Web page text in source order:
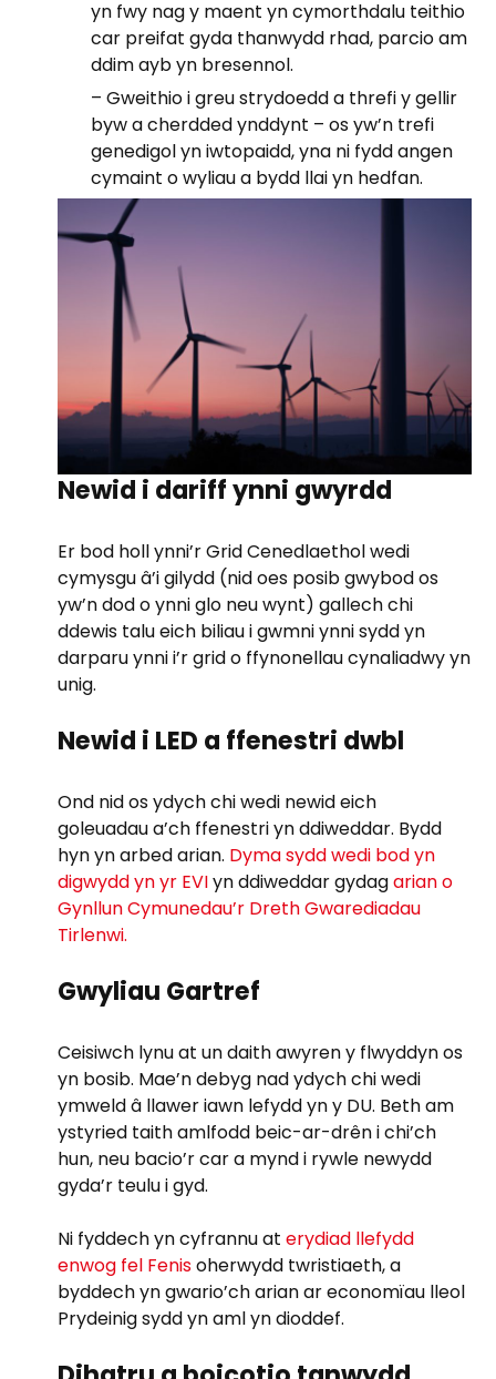
yn fwy nag y maent yn cymorthdalu teithio
car preifat gyda thanwydd rhad, parcio am
ddim ayb yn bresennol.
– Gweithio i greu strydoedd a threfi y gellir
byw a cherdded ynddynt – os yw’n trefi
genedigol yn iwtopaidd, yna ni fydd angen
cymaint o wyliau a bydd llai yn hedfan.
Newid i dariff ynni gwyrdd
Er bod holl ynni’r Grid Cenedlaethol wedi
cymysgu â’i gilydd (nid oes posib gwybod os
yw’n dod o ynni glo neu wynt) gallech chi
ddewis talu eich biliau i gwmni ynni sydd yn
darparu ynni i’r grid o ffynonellau cynaliadwy yn
unig.
Newid i LED a ffenestri dwbl
Ond nid os ydych chi wedi newid eich
goleuadau a’ch ffenestri yn ddiweddar. Bydd
hyn yn arbed arian. Dyma sydd wedi bod yn
digwydd yn yr EVIyn ddiweddar gydagarian o
Gynllun Cymunedau’r Dreth Gwarediadau
Tirlenwi.
Gwyliau Gartref
Ceisiwch lynu at un daith awyren y flwyddyn os
yn bosib. Mae’n debyg nad ydych chi wedi
ymweld â llawer iawn lefydd yn y DU. Beth am
ystyried taith amlfodd beic-ar-drên i chi’ch
hun, neu bacio’r car a mynd i rywle newydd
gyda’r teulu i gyd.
Ni fyddech yn cyfrannu aterydiad llefydd
enwog fel Fenisoherwydd twristiaeth, a
byddech yn gwario’ch arian ar economïau lleol
Prydeinig sydd yn aml yn dioddef.